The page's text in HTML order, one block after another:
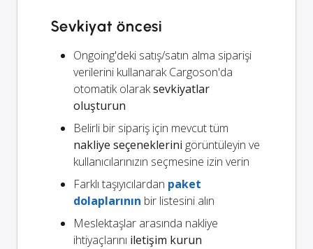
Sevkiyat öncesi
Ongoing'deki satış/satın alma siparişi
verilerini kullanarak Cargoson'da
otomatik olaraksevkiyatlar
oluşturun
Belirli bir sipariş için mevcut tüm
nakliye seçeneklerini görüntüleyin ve
kullanıcılarınızın seçmesine izin verin
Farklı taşıyıcılardan paket
dolaplarının bir listesini alın
Meslektaşlar arasında nakliye
ihtiyaçlarını iletişim kurun